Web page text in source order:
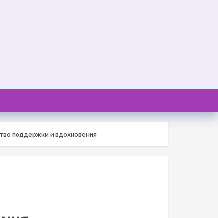
поддержки и вдохновения